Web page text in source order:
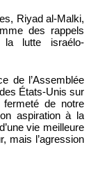
Riyad al-Malki,
des rappels
la lutte israélo-
de l’Assemblée
États-Unis sur
de notre
aspiration à la
vie meilleure
mais l’agression